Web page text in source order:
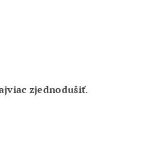
zjednodušiť.